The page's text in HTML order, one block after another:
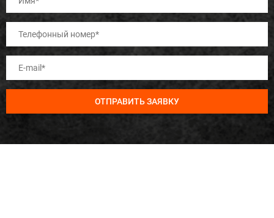
ОТПРАВИТЬ ЗАЯВКУ